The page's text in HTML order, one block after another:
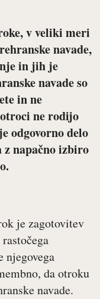
v veliki meri
navade,
in jih je
navade so
in ne
ne rodijo
odgovorno delo
napačno izbiro
je zagotovitev
njegovega
da otroku
navade.